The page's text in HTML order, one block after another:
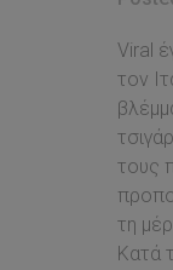
Viral
τον
τους
τη
Κατά